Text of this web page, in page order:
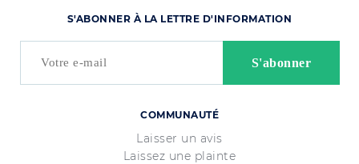
COMMUNAUTÉ
Laisser un avis
Laissez une plainte
S'ABONNER À LA LETTRE D'INFORMATION